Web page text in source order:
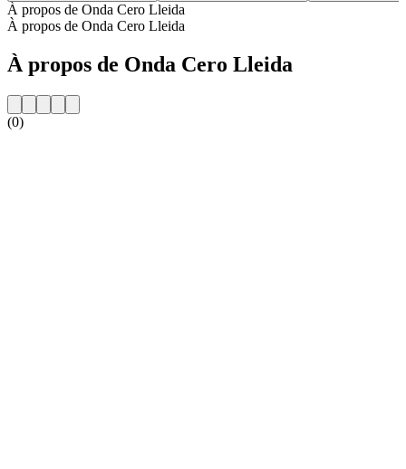
À propos de Onda Cero Lleida
À propos de Onda Cero Lleida
À propos de Onda Cero Lleida
(0)